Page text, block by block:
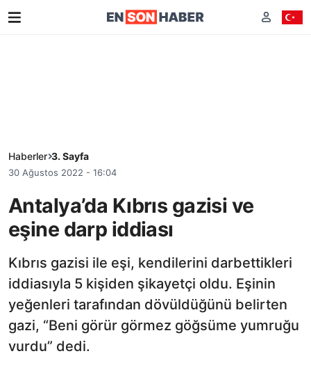
Haberler 3. Sayfa
30 Ağustos 2022 - 16:04
Antalya’da Kıbrıs gazisi ve
eşine darp iddiası
Kıbrıs gazisi ile eşi, kendilerini darbettikleri
iddiasıyla 5 kişiden şikayetçi oldu. Eşinin
yeğenleri tarafından dövüldüğünü belirten
gazi, “Beni görür görmez göğsüme yumruğu
vurdu” dedi.